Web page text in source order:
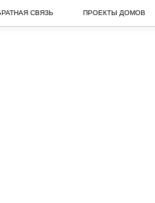
СВЯЗЬ
ПРОЕКТЫ ДОМОВ